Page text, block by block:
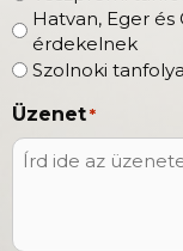
Hatvan, Eger
érdekelnek
Szolnoki
Üzenet *